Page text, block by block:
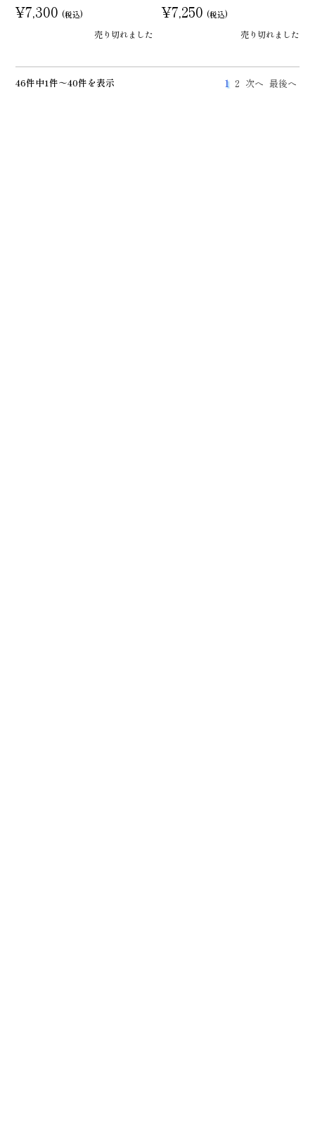
¥7,300 (税込)
売り切れました
¥7,250 (税込)
売り切れました
46件中1件～40件を表示 1 2 次へ 最後へ